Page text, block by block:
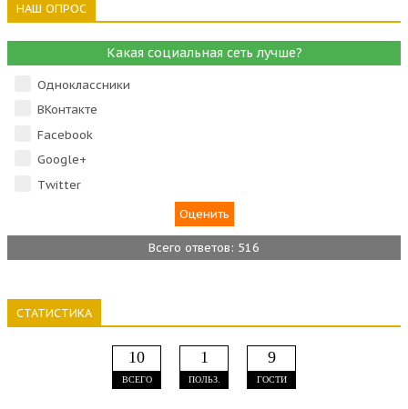
НАШ ОПРОС
Какая социальная сеть лучше?
Одноклассники
ВКонтакте
Facebook
Google+
Тwitter
Всего ответов: 516
СТАТИСТИКА
10
ВСЕГО
1
ПОЛЬЗ.
9
ГОСТИ